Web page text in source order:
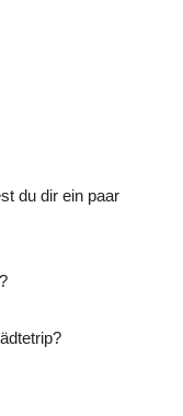
du dir ein paar